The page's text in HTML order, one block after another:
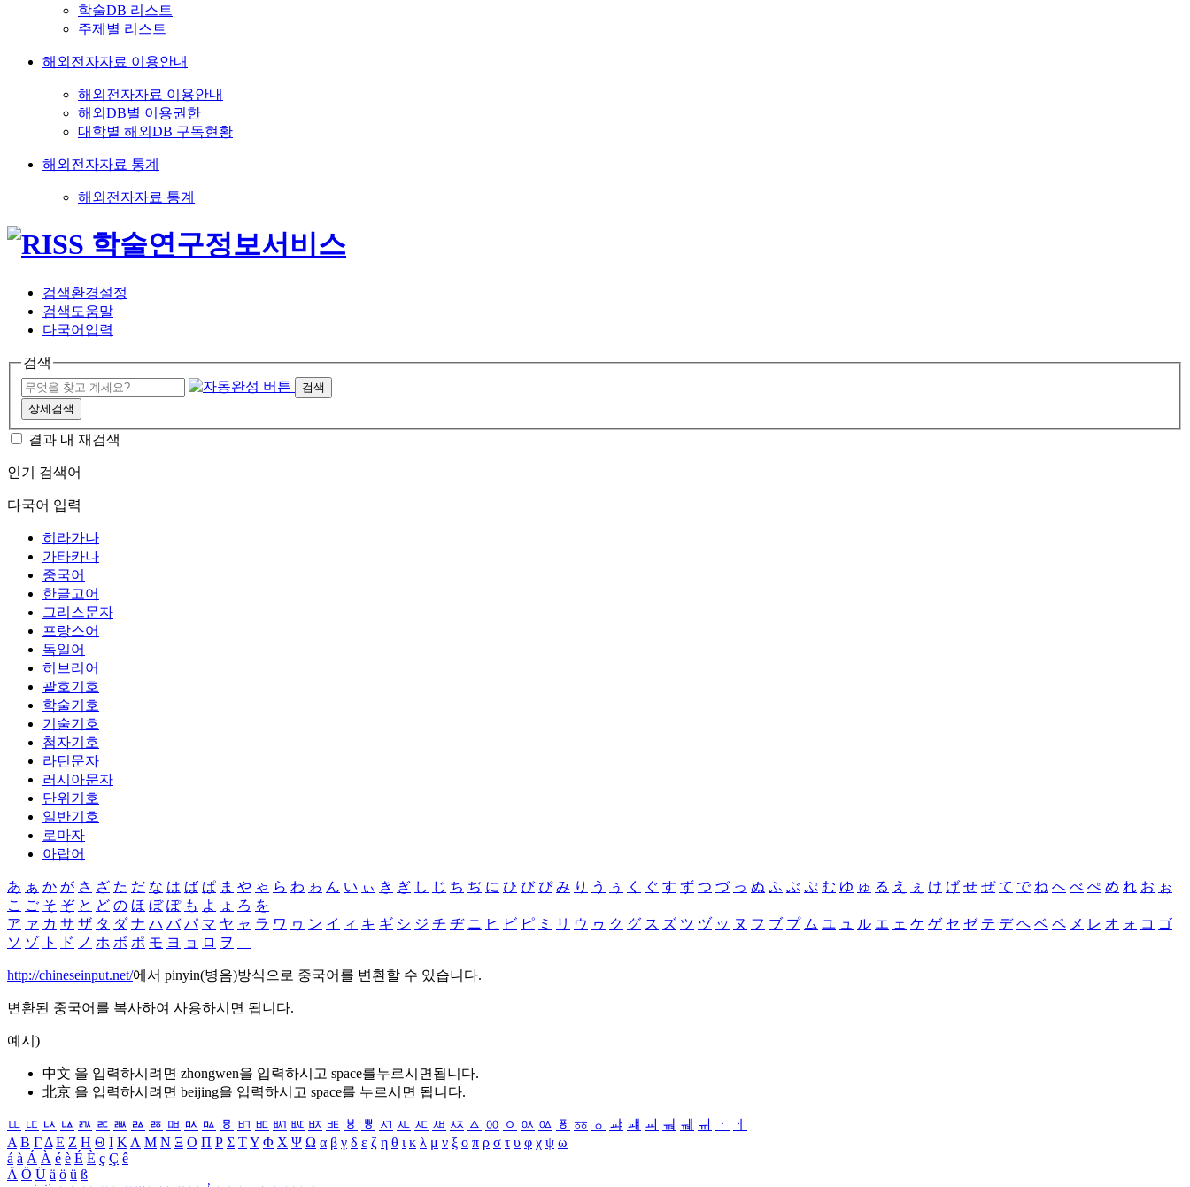
학술DB 리스트
주제별 리스트
해외전자자료 이용안내
해외전자자료 이용안내
해외DB별 이용권한
대학별 해외DB 구독현황
해외전자자료 통계
해외전자자료 통계
검색환경설정
검색도움말
다국어입력
검색
검색
상세검색
결과 내 재검색
인기 검색어
다국어 입력
히라가나
가타카나
중국어
한글고어
그리스문자
프랑스어
독일어
히브리어
괄호기호
학술기호
기술기호
첨자기호
라틴문자
러시아문자
단위기호
일반기호
로마자
아랍어
あ ぁ か が さ ざ た だ な は ば ぱ ま や ゃ ら わ ゎ ん い ぃ き ぎ し じ ち ぢ に ひ び ぴ み り う ぅ く ぐ す ず つ づ っ ぬ ふ ぶ ぷ む ゆ ゅ る え ぇ け げ せ ぜ て で ね へ べ ぺ め れ お ぉ
こ ご そ ぞ と ど の ほ ぼ ぽ も よ ょ ろ を
ア ァ カ サ ザ タ ダ ナ ハ バ パ マ ヤ ャ ラ ワ ヮ ン イ ィ キ ギ シ ジ チ ヂ ニ ヒ ビ ピ ミ リ ウ ゥ ク グ ス ズ ツ ヅ ッ ヌ フ ブ プ ム ユ ュ ル エ ェ ケ ゲ セ ゼ テ デ ヘ ベ ペ メ レ オ ォ コ ゴ
ソ ゾ ト ド ノ ホ ボ ポ モ ヨ ョ ロ ヲ ―
http://chineseinput.net/에서 pinyin(병음)방식으로 중국어를 변환할 수 있습니다.
변환된 중국어를 복사하여 사용하시면 됩니다.
예시)
中文 을 입력하시려면 zhongwen을 입력하시고 space를누르시면됩니다.
北京 을 입력하시려면 beijing을 입력하시고 space를 누르시면 됩니다.
ㅥ ㅦ ㅧ ㅨ ㅩ ㅪ ㅫ ㅬ ㅭ ㅮ ㅯ ㅰ ㅱ ㅲ ㅳ ㅴ ㅵ ㅶ ㅷ ㅸ ㅹ ㅺ ㅻ ㅼ ㅽ ㅾ ㅿ ㆀ ㆁ ㆂ ㆃ ㆄ ㆅ ㆆ ㆇ ㆈ ㆉ ㆊ ㆋ ㆌ ㆍ
ㆎ
Α Β ΓΔ Ε Ζ Η Θ Ι ΚΛ Μ Ν Ξ Ο Π Ρ Σ ΤΥ Φ Χ Ψ Ω α β γ δ ε ζ η θ ι κ λ μ ν ξ ο π ρ σ τ υ φ χ ψ ω
á à Á À é è É È ç Ç ê
Ä Ö Ü ä ö ü ß